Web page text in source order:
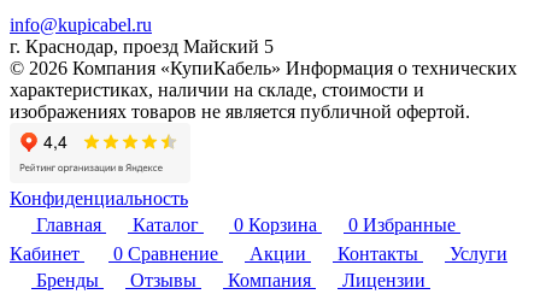
info@kupicabel.ru
г. Краснодар, проезд Майский 5
© 2026 Компания «КупиКабель» Информация о технических
характеристиках, наличии на складе, стоимости и
изображениях товаров не является публичной офертой.
Конфиденциальность
Главная
Каталог 0 Корзина 0 Избранные
Кабинет
0 Сравнение Акции Контакты
Услуги
Бренды
Отзывы Компания
Лицензии